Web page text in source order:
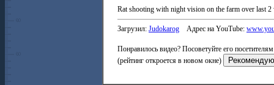
Rat shooting with night vision on the farm over last 2
Загрузил: Judokarog Адрес на YouTube:
Понравилось видео? Посоветуйте его посетителям
(рейтинг откроется в новом окне)